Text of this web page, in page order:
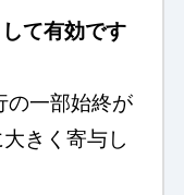
て有効です
の一部始終が
きく寄与し